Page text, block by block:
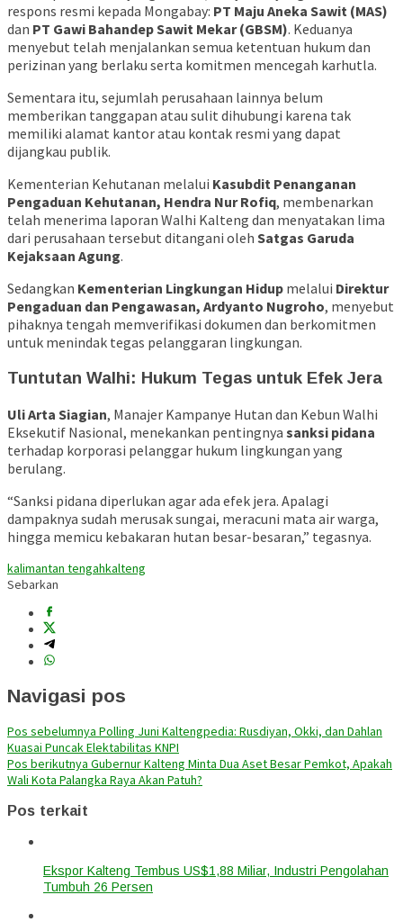
respons resmi kepada Mongabay: PT Maju Aneka Sawit (MAS)
dan PT Gawi Bahandep Sawit Mekar (GBSM). Keduanya
menyebut telah menjalankan semua ketentuan hukum dan
perizinan yang berlaku serta komitmen mencegah karhutla.
Sementara itu, sejumlah perusahaan lainnya belum
memberikan tanggapan atau sulit dihubungi karena tak
memiliki alamat kantor atau kontak resmi yang dapat
dijangkau publik.
Kementerian Kehutanan melalui Kasubdit Penanganan
Pengaduan Kehutanan, Hendra Nur Rofiq, membenarkan
telah menerima laporan Walhi Kalteng dan menyatakan lima
dari perusahaan tersebut ditangani oleh Satgas Garuda
Kejaksaan Agung.
Sedangkan Kementerian Lingkungan Hidup melalui Direktur
Pengaduan dan Pengawasan, Ardyanto Nugroho, menyebut
pihaknya tengah memverifikasi dokumen dan berkomitmen
untuk menindak tegas pelanggaran lingkungan.
Tuntutan Walhi: Hukum Tegas untuk Efek Jera
Uli Arta Siagian, Manajer Kampanye Hutan dan Kebun Walhi
Eksekutif Nasional, menekankan pentingnya sanksi pidana
terhadap korporasi pelanggar hukum lingkungan yang
berulang.
“Sanksi pidana diperlukan agar ada efek jera. Apalagi
dampaknya sudah merusak sungai, meracuni mata air warga,
hingga memicu kebakaran hutan besar-besaran,” tegasnya.
kalimantan tengahkalteng
Sebarkan
Navigasi pos
Pos sebelumnya Polling Juni Kaltengpedia: Rusdiyan, Okki, dan Dahlan
Kuasai Puncak Elektabilitas KNPI
Pos berikutnya Gubernur Kalteng Minta Dua Aset Besar Pemkot, Apakah
Wali Kota Palangka Raya Akan Patuh?
Pos terkait
Ekspor Kalteng Tembus US$1,88 Miliar, Industri Pengolahan
Tumbuh 26 Persen